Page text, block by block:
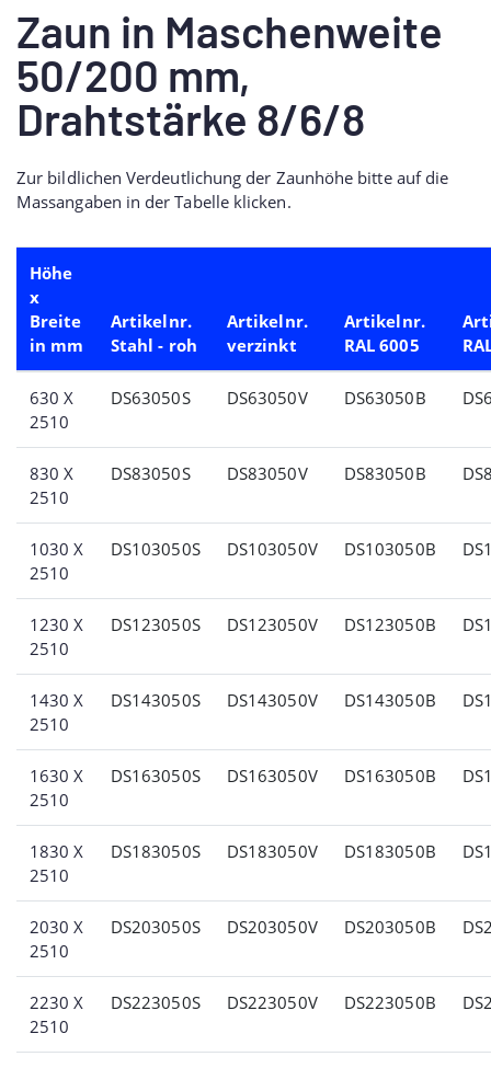
Zaun in Maschenweite
50/200 mm,
Drahtstärke 8/6/8
Zur bildlichen Verdeutlichung der Zaunhöhe bitte auf die
Massangaben in der Tabelle klicken.
Höhe
x
Breite
in mm
Artikelnr.
Stahl - roh
Artikelnr.
verzinkt
Artikelnr.
RAL 6005
630 X
2510
DS63050S DS63050V DS63050B
830 X
2510
DS83050S DS83050V DS83050B
1030 X
2510
DS103050S DS103050V DS103050B
1230 X
2510
DS123050S DS123050V DS123050B
1430 X
2510
DS143050S DS143050V DS143050B
1630 X
2510
DS163050S DS163050V DS163050B
1830 X
2510
DS183050S DS183050V DS183050B
2030 X
2510
DS203050S DS203050V DS203050B
2230 X
2510
DS223050S DS223050V DS223050B